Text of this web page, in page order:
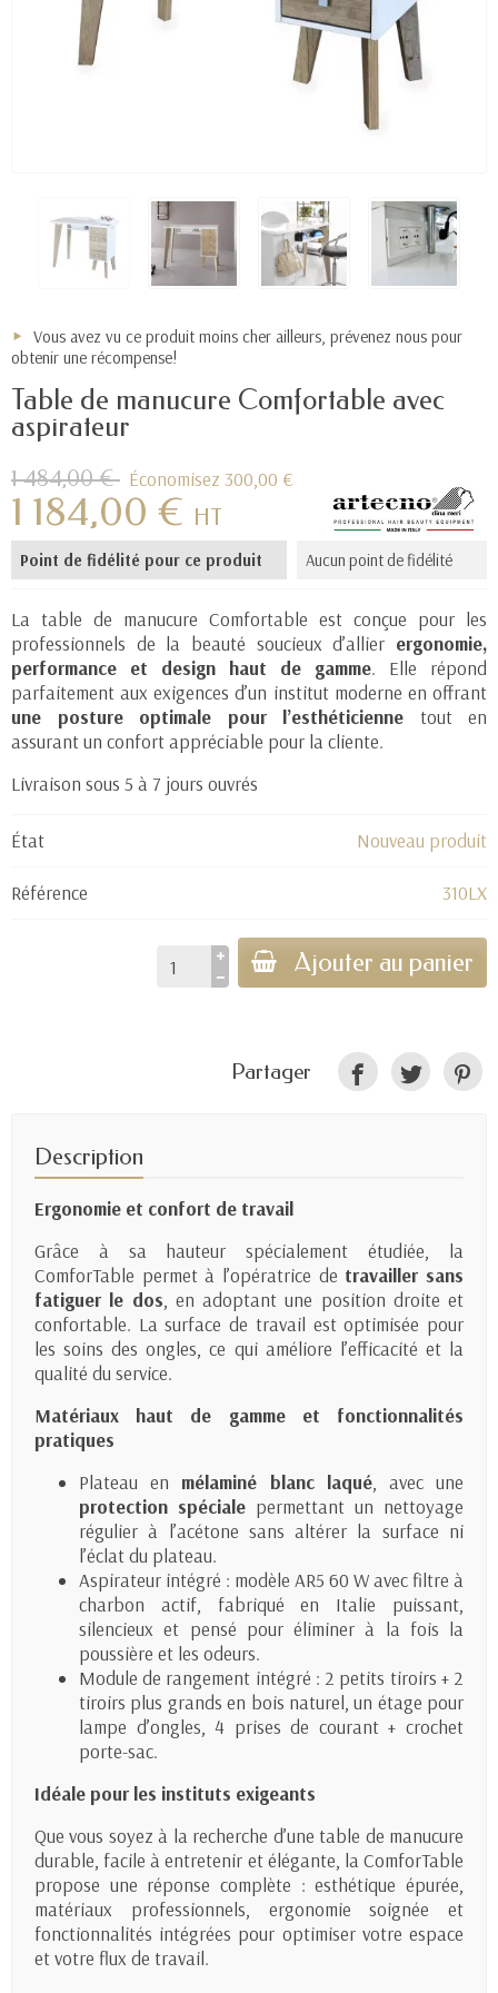
Vous avez vu ce produit moins cher ailleurs, prévenez nous pour
obtenir une récompense!
Table de manucure Comfortable avec
aspirateur
1 484,00 € Économisez 300,00 €
1 184,00 € HT
Point de fidélité pour ce produit Aucun point de fidélité
La table de manucure Comfortable est conçue pour les
professionnels de la beauté soucieux d’allier ergonomie,
performance et design haut de gamme. Elle répond
parfaitement aux exigences d’un institut moderne en offrant
une posture optimale pour l’esthéticienne tout en
assurant un confort appréciable pour la cliente.
Livraison sous 5 à 7 jours ouvrés
État Nouveau produit
Référence 310LX
Ajouter au panier
Partager
Description
Ergonomie et confort de travail
Grâce à sa hauteur spécialement étudiée, la
ComforTable permet à l’opératrice de travailler sans
fatigu­er le dos, en adoptant une position droite et
confortable. La surface de travail est optimisée pour
les soins des ongles, ce qui améliore l’efficacité et la
qualité du service.
Matériaux haut de gamme et fonctionnalités
pratiques
Plateau en mélaminé blanc laqué, avec une
protection spéciale permettant un nettoyage
régulier à l’acétone sans altérer la surface ni
l’éclat du plateau.
Aspirateur intégré : modèle AR5 60 W avec filtre à
charbon actif, fabriqué en Italie puissant,
silencieux et pensé pour éliminer à la fois la
poussière et les odeurs.
Module de rangement intégré : 2 petits tiroirs + 2
tiroirs plus grands en bois naturel, un étage pour
lampe d’ongles, 4 prises de courant + crochet
porte-sac.
Idéale pour les instituts exigeants
Que vous soyez à la recherche d’une table de manucure
durable, facile à entretenir et élégante, la ComforTable
propose une réponse complète : esthétique épurée,
matériaux professionnels, ergonomie soignée et
fonctionnalités intégrées pour optimiser votre espace
et votre flux de travail.